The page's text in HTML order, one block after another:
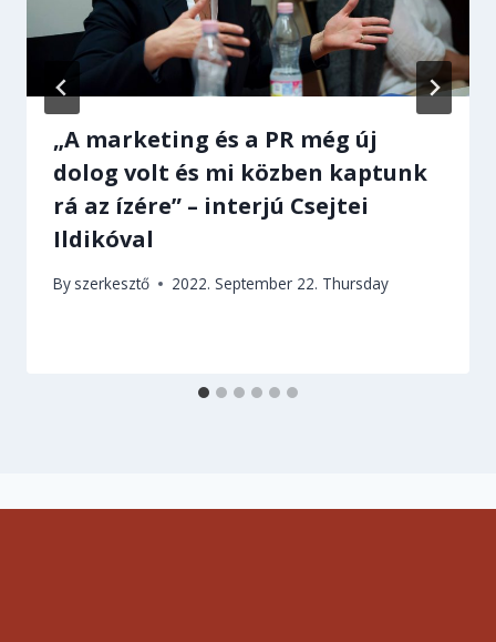
„A marketing és a PR még új
dolog volt és mi közben kaptunk
rá az ízére” – interjú Csejtei
Ildikóval
By szerkesztő 2022. September 22. Thursday